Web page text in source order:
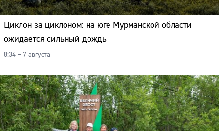
Циклон за циклоном: на юге Мурманской области
ожидается сильный дождь
8:34 – 7 августа